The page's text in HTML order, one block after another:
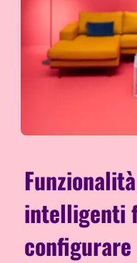
intelligenti
configurare